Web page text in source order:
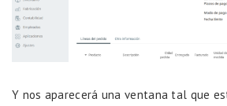
Y nos aparecerá una ventana tal que